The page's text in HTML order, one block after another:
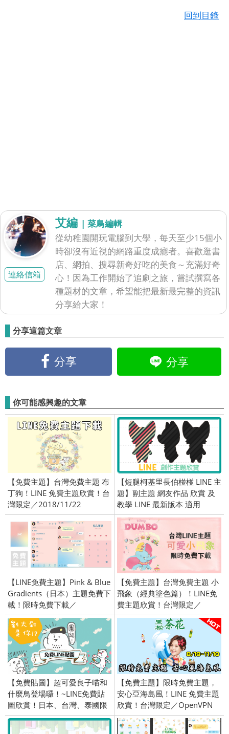
回到目錄
連絡信箱
艾編 | 菜鳥編輯
從幼稚園開玩電腦到大學，每天至少15個小
時卻沒有近視的網路重度成癮者。喜歡逛書
店、網拍、搜尋新奇好吃的美食～充滿好奇
心！因為工作開始了追劇之旅，嘗試撰寫各
種題材的文章，希望能把最新最完整的資訊
分享給大家！
分享這篇文章
分享 分享
你可能感興趣的文章
【免費主題】台灣免費主題 布
丁狗！LINE 免費主題欣賞！台
灣限定／2018/11/22
【短腿柯基里長伯椪椪 LINE 主
題】副主題 網友作品 欣賞 及
教學 LINE 最新版本 適用
(Android)
【LINE免費主題】Pink & Blue
Gradients（日本）主題免費下
載！限時免費下載／
2023/03/28
【免費主題】台灣免費主題 小
飛象（經典塗色篇）！LINE免
費主題欣賞！台灣限定／
2019/03/21
【免費貼圖】超可愛良子喵和
什麼鳥登場囉！~LINE免費貼
圖欣賞！日本、台灣、泰國限
定／openVPN跨區、加好友、
綁門號／2016/4/26
【免費主題】限時免費主題，
安心亞海島風！LINE 免費主題
欣賞！台灣限定／OpenVPN
跨區／2016/08/26